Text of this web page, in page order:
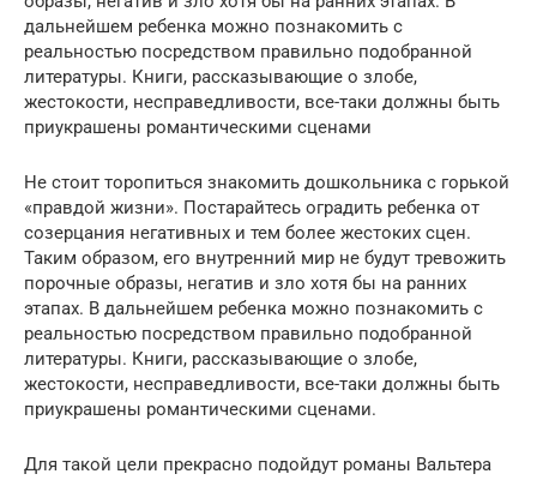
дальнейшем ребенка можно познакомить с
реальностью посредством правильно подобранной
литературы. Книги, рассказывающие о злобе,
жестокости, несправедливости, все-таки должны быть
приукрашены романтическими сценами
Не стоит торопиться знакомить дошкольника с горькой
«правдой жизни». Постарайтесь оградить ребенка от
созерцания негативных и тем более жестоких сцен.
Таким образом, его внутренний мир не будут тревожить
порочные образы, негатив и зло хотя бы на ранних
этапах. В дальнейшем ребенка можно познакомить с
реальностью посредством правильно подобранной
литературы. Книги, рассказывающие о злобе,
жестокости, несправедливости, все-таки должны быть
приукрашены романтическими сценами.
Для такой цели прекрасно подойдут романы Вальтера